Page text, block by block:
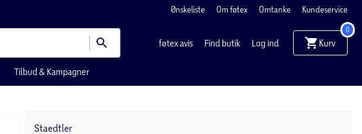
Ønskeliste Om føtex Omtanke Kundeservice
føtex avis Find butik Log ind Kurv
0
Tilbud & Kampagner
Staedtler